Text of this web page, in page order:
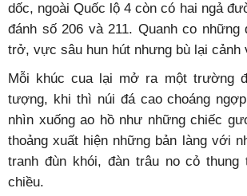
dốc, ngoài Quốc lộ 4 còn có hai ngả
đánh số 206 và 211. Quanh co những
trở, vực sâu hun hút nhưng bù lại cảnh
Mỗi khúc cua lại mở ra một trường
tượng, khi thì núi đá cao choáng
nhìn xuống ao hồ như những chiếc
thoảng xuất hiện những bản làng với
tranh đùn khói, đàn trâu no cỏ thung
chiều.